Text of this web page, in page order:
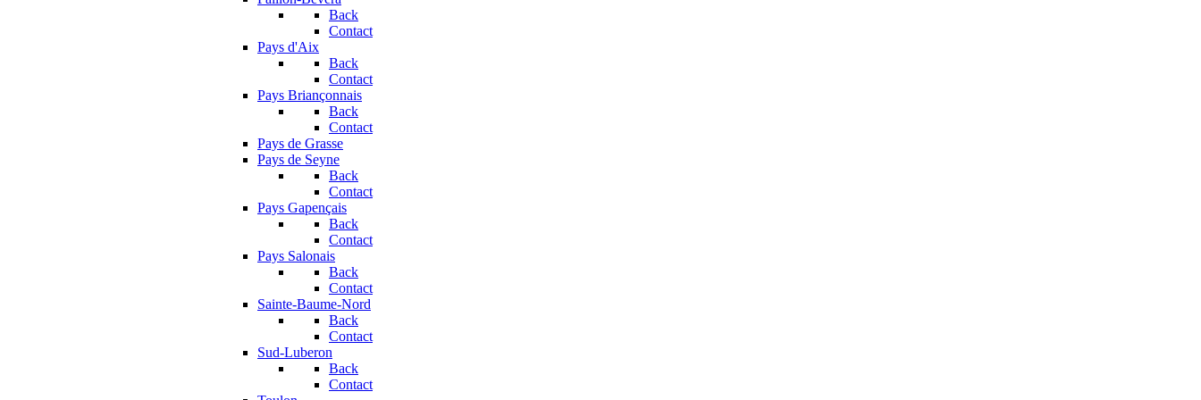
Back
Contact
Pays d'Aix
Back
Contact
Pays Briançonnais
Back
Contact
Pays de Grasse
Pays de Seyne
Back
Contact
Pays Gapençais
Back
Contact
Pays Salonais
Back
Contact
Sainte-Baume-Nord
Back
Contact
Sud-Luberon
Back
Contact